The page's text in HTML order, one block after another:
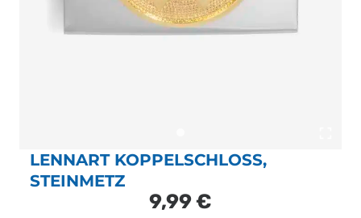
LENNART KOPPELSCHLOSS,
STEINMETZ
9,99€